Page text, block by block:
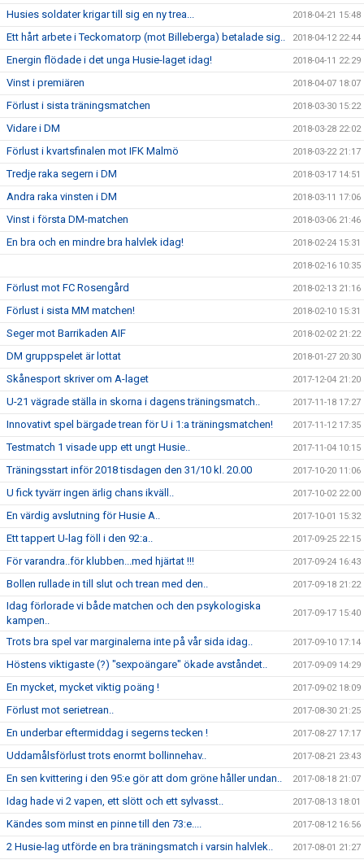
Husies soldater krigar till sig en ny trea... 2018-04-21 15:48
Ett hårt arbete i Teckomatorp (mot Billeberga) betalade sig.. 2018-04-12 22:44
Energin flödade i det unga Husie-laget idag! 2018-04-11 22:29
Vinst i premiären 2018-04-07 18:07
Förlust i sista träningsmatchen 2018-03-30 15:22
Vidare i DM 2018-03-28 22:02
Förlust i kvartsfinalen mot IFK Malmö 2018-03-22 21:17
Tredje raka segern i DM 2018-03-17 14:51
Andra raka vinsten i DM 2018-03-11 17:06
Vinst i första DM-matchen 2018-03-06 21:46
En bra och en mindre bra halvlek idag! 2018-02-24 15:31
2018-02-16 10:35
Förlust mot FC Rosengård 2018-02-13 21:16
Förlust i sista MM matchen! 2018-02-10 15:31
Seger mot Barrikaden AIF 2018-02-02 21:22
DM gruppspelet är lottat 2018-01-27 20:30
Skånesport skriver om A-laget 2017-12-04 21:20
U-21 vägrade ställa in skorna i dagens träningsmatch.. 2017-11-18 17:27
Innovativt spel bärgade trean för U i 1:a träningsmatchen! 2017-11-12 17:35
Testmatch 1 visade upp ett ungt Husie.. 2017-11-04 10:15
Träningsstart inför 2018 tisdagen den 31/10 kl. 20.00 2017-10-20 11:06
U fick tyvärr ingen ärlig chans ikväll.. 2017-10-02 22:00
En värdig avslutning för Husie A.. 2017-10-01 15:32
Ett tappert U-lag föll i den 92:a.. 2017-09-25 22:15
För varandra..för klubben...med hjärtat !!! 2017-09-24 16:43
Bollen rullade in till slut och trean med den.. 2017-09-18 21:22
Idag förlorade vi både matchen och den psykologiska
kampen..
2017-09-17 15:40
Trots bra spel var marginalerna inte på vår sida idag.. 2017-09-10 17:14
Höstens viktigaste (?) "sexpoängare" ökade avståndet.. 2017-09-09 14:29
En mycket, mycket viktig poäng ! 2017-09-02 18:09
Förlust mot serietrean.. 2017-08-30 21:25
En underbar eftermiddag i segerns tecken ! 2017-08-27 17:17
Uddamålsförlust trots enormt bollinnehav.. 2017-08-21 23:43
En sen kvittering i den 95:e gör att dom gröne håller undan.. 2017-08-18 21:07
Idag hade vi 2 vapen, ett slött och ett sylvasst.. 2017-08-13 18:01
Kändes som minst en pinne till den 73:e.... 2017-08-12 16:56
2 Husie-lag utförde en bra träningsmatch i varsin halvlek.. 2017-08-01 21:27